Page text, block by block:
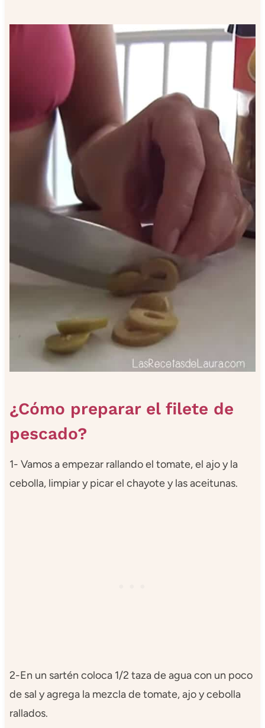
¿Cómo preparar el filete de
pescado?
1- Vamos a empezar rallando el tomate, el ajo y la
cebolla, limpiar y picar el chayote y las aceitunas.
2-En un sartén coloca 1/2 taza de agua con un poco
de sal y agrega la mezcla de tomate, ajo y cebolla
rallados.